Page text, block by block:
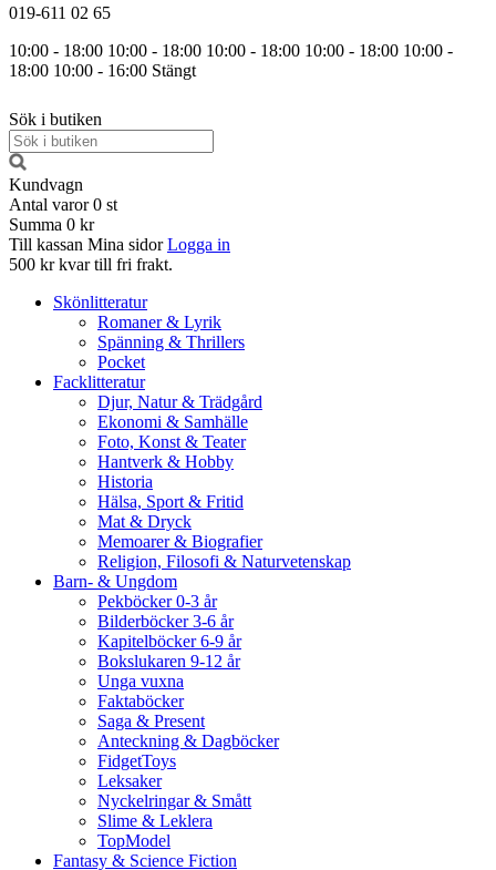
019-611 02 65
10:00 - 18:00 10:00 - 18:00 10:00 - 18:00 10:00 - 18:00 10:00 -
18:00 10:00 - 16:00 Stängt
Sök i butiken
Kundvagn
Antal varor 0 st
Summa 0 kr
Till kassan Mina sidor Logga in
500 kr kvar till fri frakt.
Skönlitteratur
Romaner & Lyrik
Spänning & Thrillers
Pocket
Facklitteratur
Djur, Natur & Trädgård
Ekonomi & Samhälle
Foto, Konst & Teater
Hantverk & Hobby
Historia
Hälsa, Sport & Fritid
Mat & Dryck
Memoarer & Biografier
Religion, Filosofi & Naturvetenskap
Barn- & Ungdom
Pekböcker 0-3 år
Bilderböcker 3-6 år
Kapitelböcker 6-9 år
Bokslukaren 9-12 år
Unga vuxna
Faktaböcker
Saga & Present
Anteckning & Dagböcker
FidgetToys
Leksaker
Nyckelringar & Smått
Slime & Leklera
TopModel
Fantasy & Science Fiction